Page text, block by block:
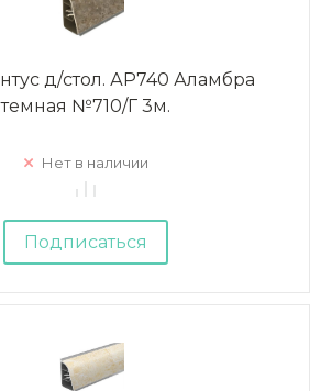
д/стол. АР740 Аламбра
темная №710/Г 3м.
Нет в наличии
Подписаться